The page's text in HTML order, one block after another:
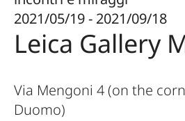
2021/05/19 - 2021/09/18
Leica Gallery
Via Mengoni 4 (on the
Duomo)